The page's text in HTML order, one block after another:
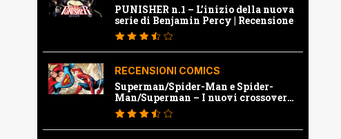
PUNISHER n.1 – L’inizio della nuova
serie di Benjamin Percy | Recensione
RECENSIONI COMICS
Superman/Spider-Man e Spider-
Man/Superman – I nuovi crossover
Marvel e Dc | Recensione